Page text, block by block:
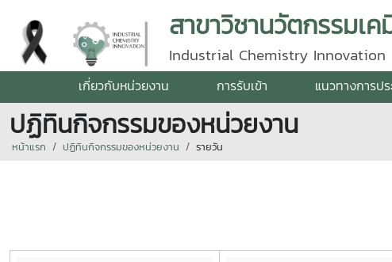
สาขาวิชานวัตกรรมเ
Industrial Chemistry Innovation
เกี่ยวกับหน่วยงาน การรับเข้า แนวทางการป
ปฏิทินกิจกรรมของหน่วยงาน
หน้าแรก ปฏิทินกิจกรรมของหน่วยงาน รายวัน